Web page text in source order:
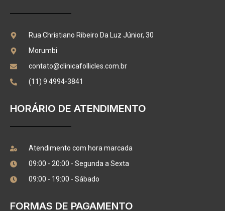
Rua Christiano Ribeiro Da Luz Júnior, 30
Morumbi
contato@clinicafollicles.com.br
(11) 9 4994-3841
HORÁRIO DE ATENDIMENTO
Atendimento com hora marcada
09:00 - 20:00 - Segunda a Sexta
09:00 - 19:00 - Sábado
FORMAS DE PAGAMENTO